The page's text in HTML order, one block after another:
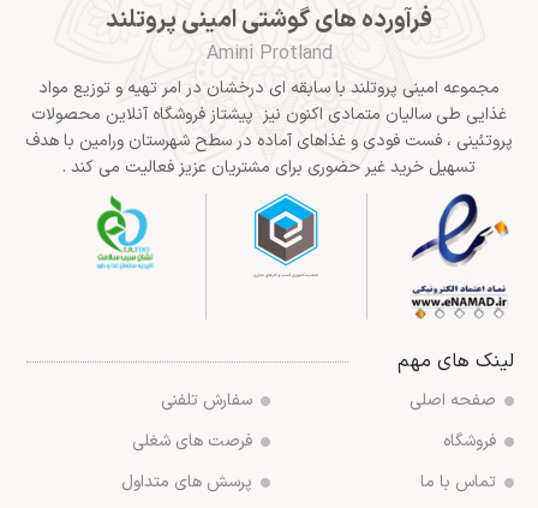
فرآورده های گوشتی امینی پروتلند
Amini Protland
مجموعه امینی پروتلند با سابقه ای درخشان در امر تهیه و توزیع مواد
غذایی طی سالیان متمادی اکنون نیز پیشتاز فروشگاه آنلاین محصولات
پروتئینی ، فست فودی و غذاهای آماده در سطح شهرستان ورامین با هدف
تسهیل خرید غیر حضوری برای مشتریان عزیز فعالیت می کند .
لینک های مهم
صفحه اصلی
فروشگاه
تماس با ما
سفارش تلفنی
فرصت های شغلی
پرسش های متداول